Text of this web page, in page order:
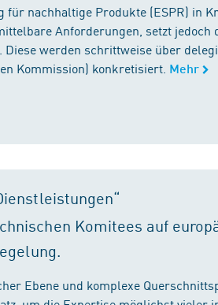
nachhaltige Produkte (ESPR) in
Anforderungen, setzt jedoch
werden schrittweise über
Kommission) konkretisiert. Mehr
Komitees auf
Ebene und komplexe